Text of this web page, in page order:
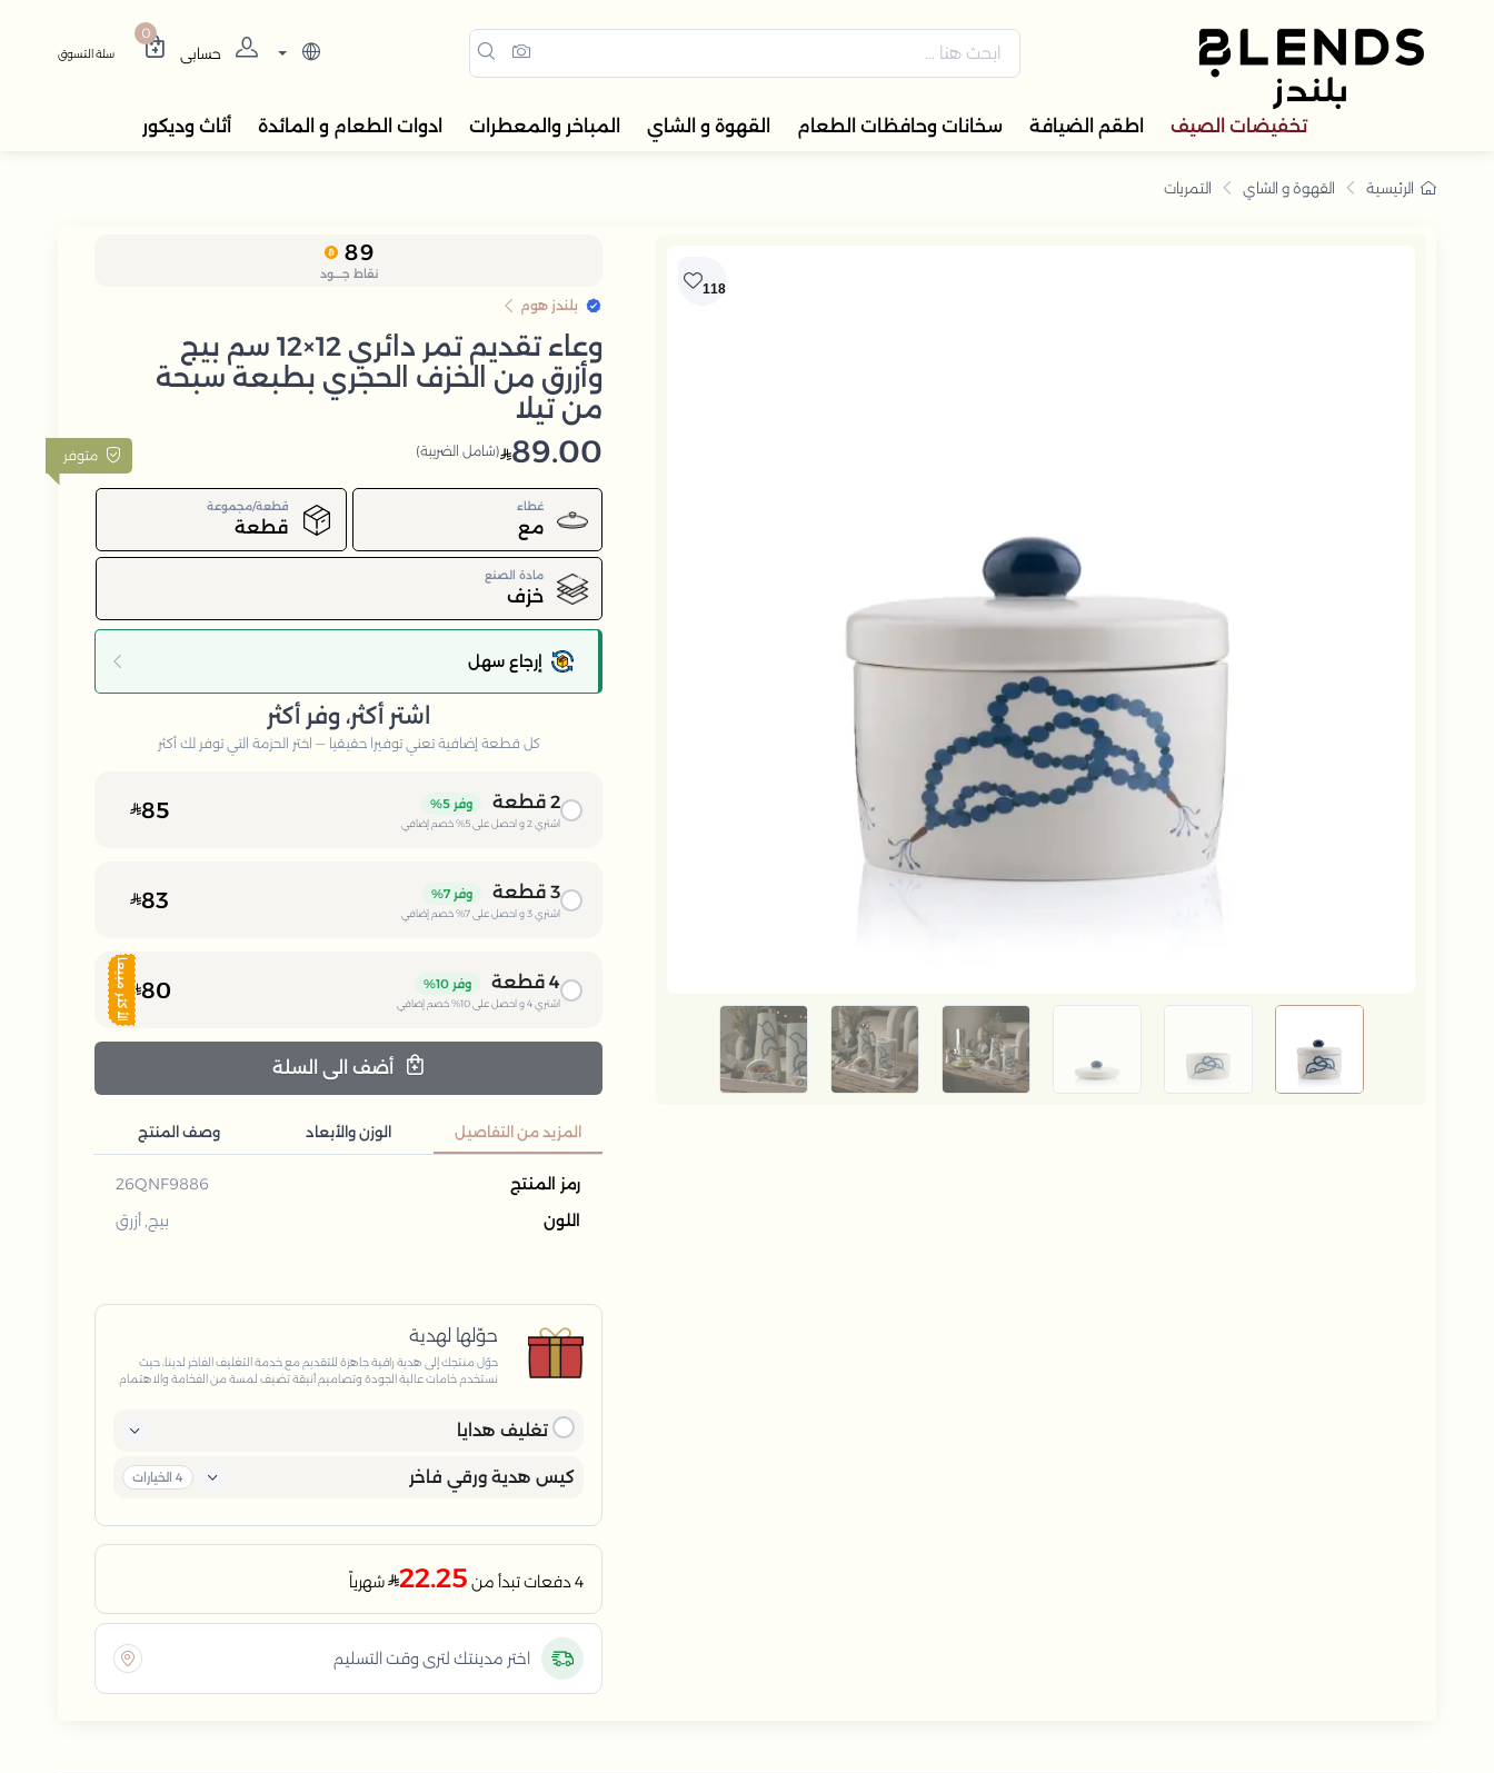
تسوّق من بلندز تشكيلة تضم ترامس القهوة والشاي، أدوات المائدة، المباخر، والفواحات
حسابي
0
سلة التسوق
تخفيضات الصيف اطقم الضيافة سخانات وحافظات الطعام القهوة و الشاي المباخر والمعطرات ادوات الطعام و المائدة أثاث وديكور
الرئيسية القهوة و الشاي التمريات
118
89
نقاط جــــود
بلندز هوم
وعاء تقديم تمر دائري 12×12 سم بيج
وأزرق من الخزف الحجري بطبعة سبحة
من تيلا
متوفر 89.00 (شامل الضريبة)
غطاء
مع
قطعة/مجموعة
قطعة
مادة الصنع
خزف
إرجاع سهل
اشتر أكثر، وفر أكثر
كل قطعة إضافية تعني توفيرا حقيقيا — اختر الحزمة التي توفر لك أكثر
2قطعة وفر 5%
اشتري2و احصل على 5% خصم إضافي 85
3قطعة وفر7%
اشتري3و احصل على 7% خصم إضافي 83
الأكثر مبيعا 4قطعة وفر 10%
اشتري4و احصل على 10% خصم إضافي 80
أضف الى السلة
المزيد من التفاصيل
رمز المنتج
26QNF9886
اللون
بيج, أزرق
الوزن والأبعاد وصف المنتج
حوّلها لهدية
حوّل منتجك إلى هدية راقية جاهزة للتقديم مع خدمة التغليف الفاخر لدينا، حيث
نستخدم خامات عالية الجودة وتصاميم أنيقة تضيف لمسة من الفخامة والاهتمام
تغليف هدايا
كيس هدية ورقي فاخر 4الخيارات
4 دفعات تبدأ من 22.25 شهرياً
اختر مدينتك لترى وقت التسليم